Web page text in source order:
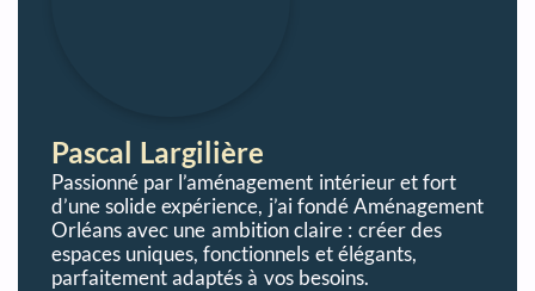
Pascal Largilière
Passionné par l’aménagement intérieur et fort
d’une solide expérience, j’ai fondé Aménagement
Orléans avec une ambition claire : créer des
espaces uniques, fonctionnels et élégants,
parfaitement adaptés à vos besoins.